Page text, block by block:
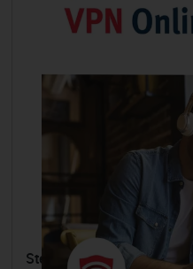
Steganos VPN Online Shield